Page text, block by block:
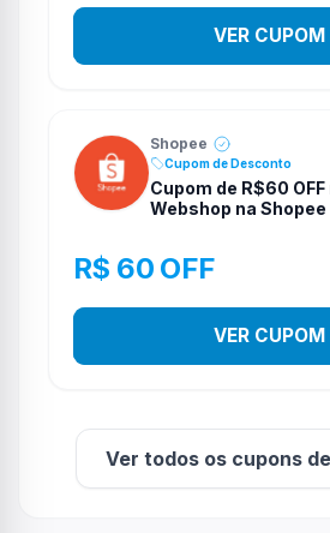
VER CUPOM
Shopee
Cupom de Desconto
Cupom de R$60
Webshop na Shopee
R$ 60 OFF
VER CUPOM
Ver todos os cupons